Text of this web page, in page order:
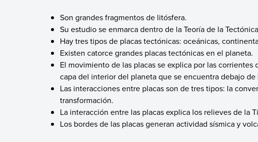
Son grandes fragmentos de litósfera.
Su estudio se enmarca dentro de la Teoría de la
Hay tres tipos de placas tectónicas: oceánicas,
Existen catorce grandes placas tectónicas en el planeta.
El movimiento de las placas se explica por las
capa del interior del planeta que se encuentra debajo de
Las interacciones entre placas son de tres tipos: la
transformación.
La interacción entre las placas explica los relieves de la
Los bordes de las placas generan actividad sísmica y